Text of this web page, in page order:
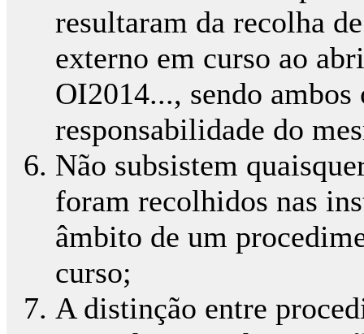
resultaram da recolha
externo em curso ao
OI2014..., sendo
responsabilidade do
Não subsistem
foram recolhidos nas
âmbito de um
curso;
A distinção entre